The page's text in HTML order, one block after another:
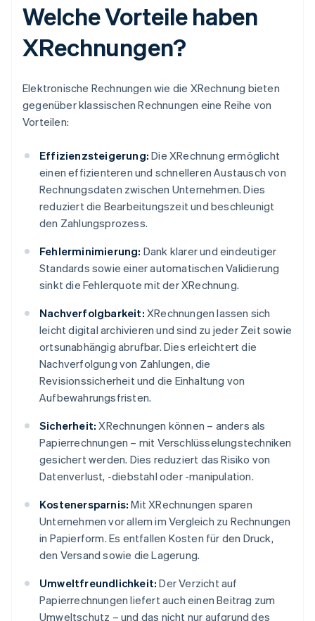
Welche Vorteile haben
XRechnungen?
Elektronische Rechnungen wie die XRechnung bieten
gegenüber klassischen Rechnungen eine Reihe von
Vorteilen:
Effizienzsteigerung: Die XRechnung ermöglicht
einen effizienteren und schnelleren Austausch von
Rechnungsdaten zwischen Unternehmen. Dies
reduziert die Bearbeitungszeit und beschleunigt
den Zahlungsprozess.
Fehlerminimierung: Dank klarer und eindeutiger
Standards sowie einer automatischen Validierung
sinkt die Fehlerquote mit der XRechnung.
Nachverfolgbarkeit: XRechnungen lassen sich
leicht digital archivieren und sind zu jeder Zeit sowie
ortsunabhängig abrufbar. Dies erleichtert die
Nachverfolgung von Zahlungen, die
Revisionssicherheit und die Einhaltung von
Aufbewahrungsfristen.
Sicherheit: XRechnungen können – anders als
Papierrechnungen – mit Verschlüsselungstechniken
gesichert werden. Dies reduziert das Risiko von
Datenverlust, -diebstahl oder -manipulation.
Kostenersparnis: Mit XRechnungen sparen
Unternehmen vor allem im Vergleich zu Rechnungen
in Papierform. Es entfallen Kosten für den Druck,
den Versand sowie die Lagerung.
Umweltfreundlichkeit: Der Verzicht auf
Papierrechnungen liefert auch einen Beitrag zum
Umweltschutz – und das nicht nur aufgrund des